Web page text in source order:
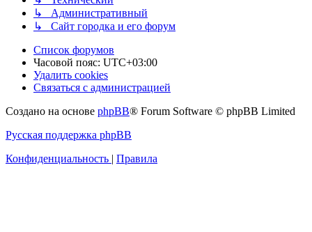
↳ Административный
↳ Сайт городка и его форум
Список форумов
Часовой пояс: UTC+03:00
Удалить cookies
Связаться с администрацией
Создано на основе phpBB® Forum Software © phpBB Limited
Русская поддержка phpBB
Конфиденциальность | Правила